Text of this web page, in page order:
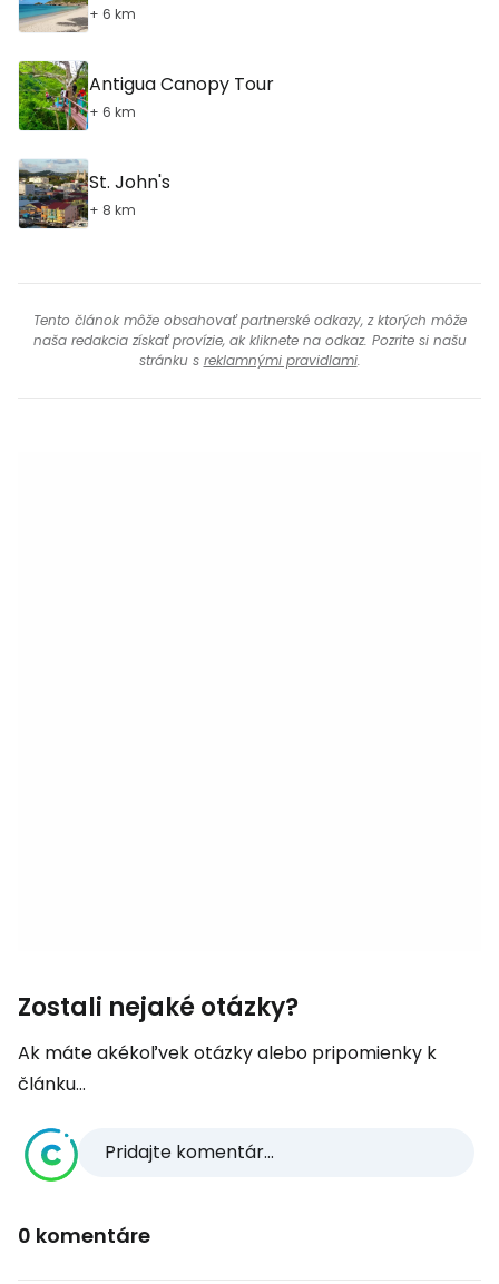
+ 6 km
Antigua Canopy Tour
+ 6 km
St. John's
+ 8 km
Tento článok môže obsahovať partnerské odkazy, z ktorých môže
naša redakcia získať provízie, ak kliknete na odkaz. Pozrite si našu
stránku s reklamnými pravidlami.
Zostali nejaké otázky?
Ak máte akékoľvek otázky alebo pripomienky k
článku...
Pridajte komentár...
0 komentáre